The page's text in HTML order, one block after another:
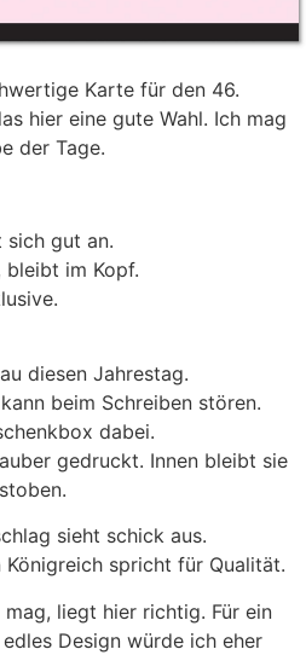
Karte für den 46.
hier eine gute Wahl. Ich mag
der Tage.
sich gut an.
bleibt im Kopf.
diesen Jahrestag.
beim Schreiben stören.
dabei.
gedruckt. Innen bleibt sie
sieht schick aus.
spricht für Qualität.
liegt hier richtig. Für ein
Design würde ich eher